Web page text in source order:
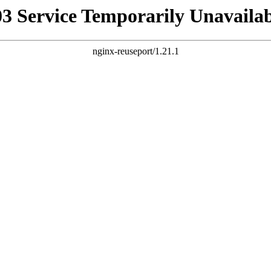
Service Temporarily
nginx-reuseport/1.21.1